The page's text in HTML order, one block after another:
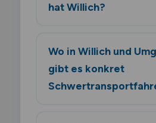
hat Willich?
Wo in Willich und
gibt es konkret